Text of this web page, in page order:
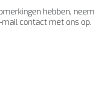
hebben, neem
contact met ons op.